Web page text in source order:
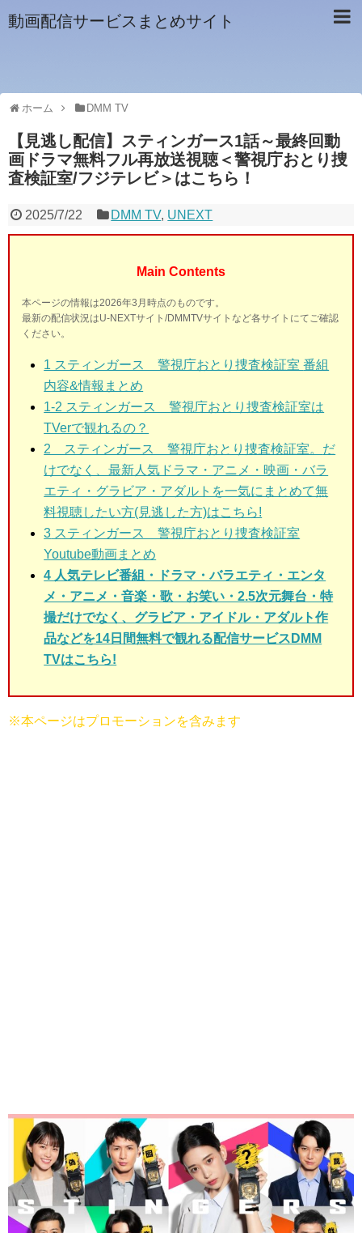
動画配信サービスまとめサイト
ホーム DMM TV
【見逃し配信】スティンガース1話～最終回動
画ドラマ無料フル再放送視聴＜警視庁おとり捜
査検証室/フジテレビ＞はこちら！
2025/7/22 DMM TV, UNEXT
Main Contents
本ページの情報は2026年3月時点のものです。
最新の配信状況はU-NEXTサイト/DMMTVサイトなど各サイトにてご確認
ください。
1 スティンガース 警視庁おとり捜査検証室番組
内容&情報まとめ
1-2 スティンガース 警視庁おとり捜査検証室は
TVerで観れるの？
2 スティンガース 警視庁おとり捜査検証室。 だ
けでなく、最新人気ドラマ・アニメ・映画・バラ
エティ・グラビア・アダルトを一気にまとめて無
料視聴したい方(見逃した方)はこちら!
3 スティンガース 警視庁おとり捜査検証室
Youtube動画まとめ
4 人気テレビ番組・ドラマ・バラエティ・エンタ
メ・アニメ・音楽・歌・お笑い・2.5次元舞台・特
撮だけでなく、グラビア・アイドル・アダルト作
品などを14日間無料で観れる配信サービスDMM
TVはこちら!
※本ページはプロモーションを含みます